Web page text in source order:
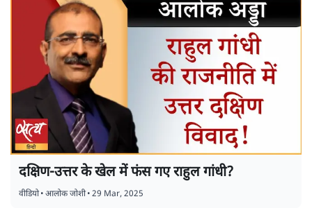
दक्षिण-उत्तर के खेल में फंस गए राहुल गांधी?
वीडियो•आलोक जोशी•29 Mar, 2025